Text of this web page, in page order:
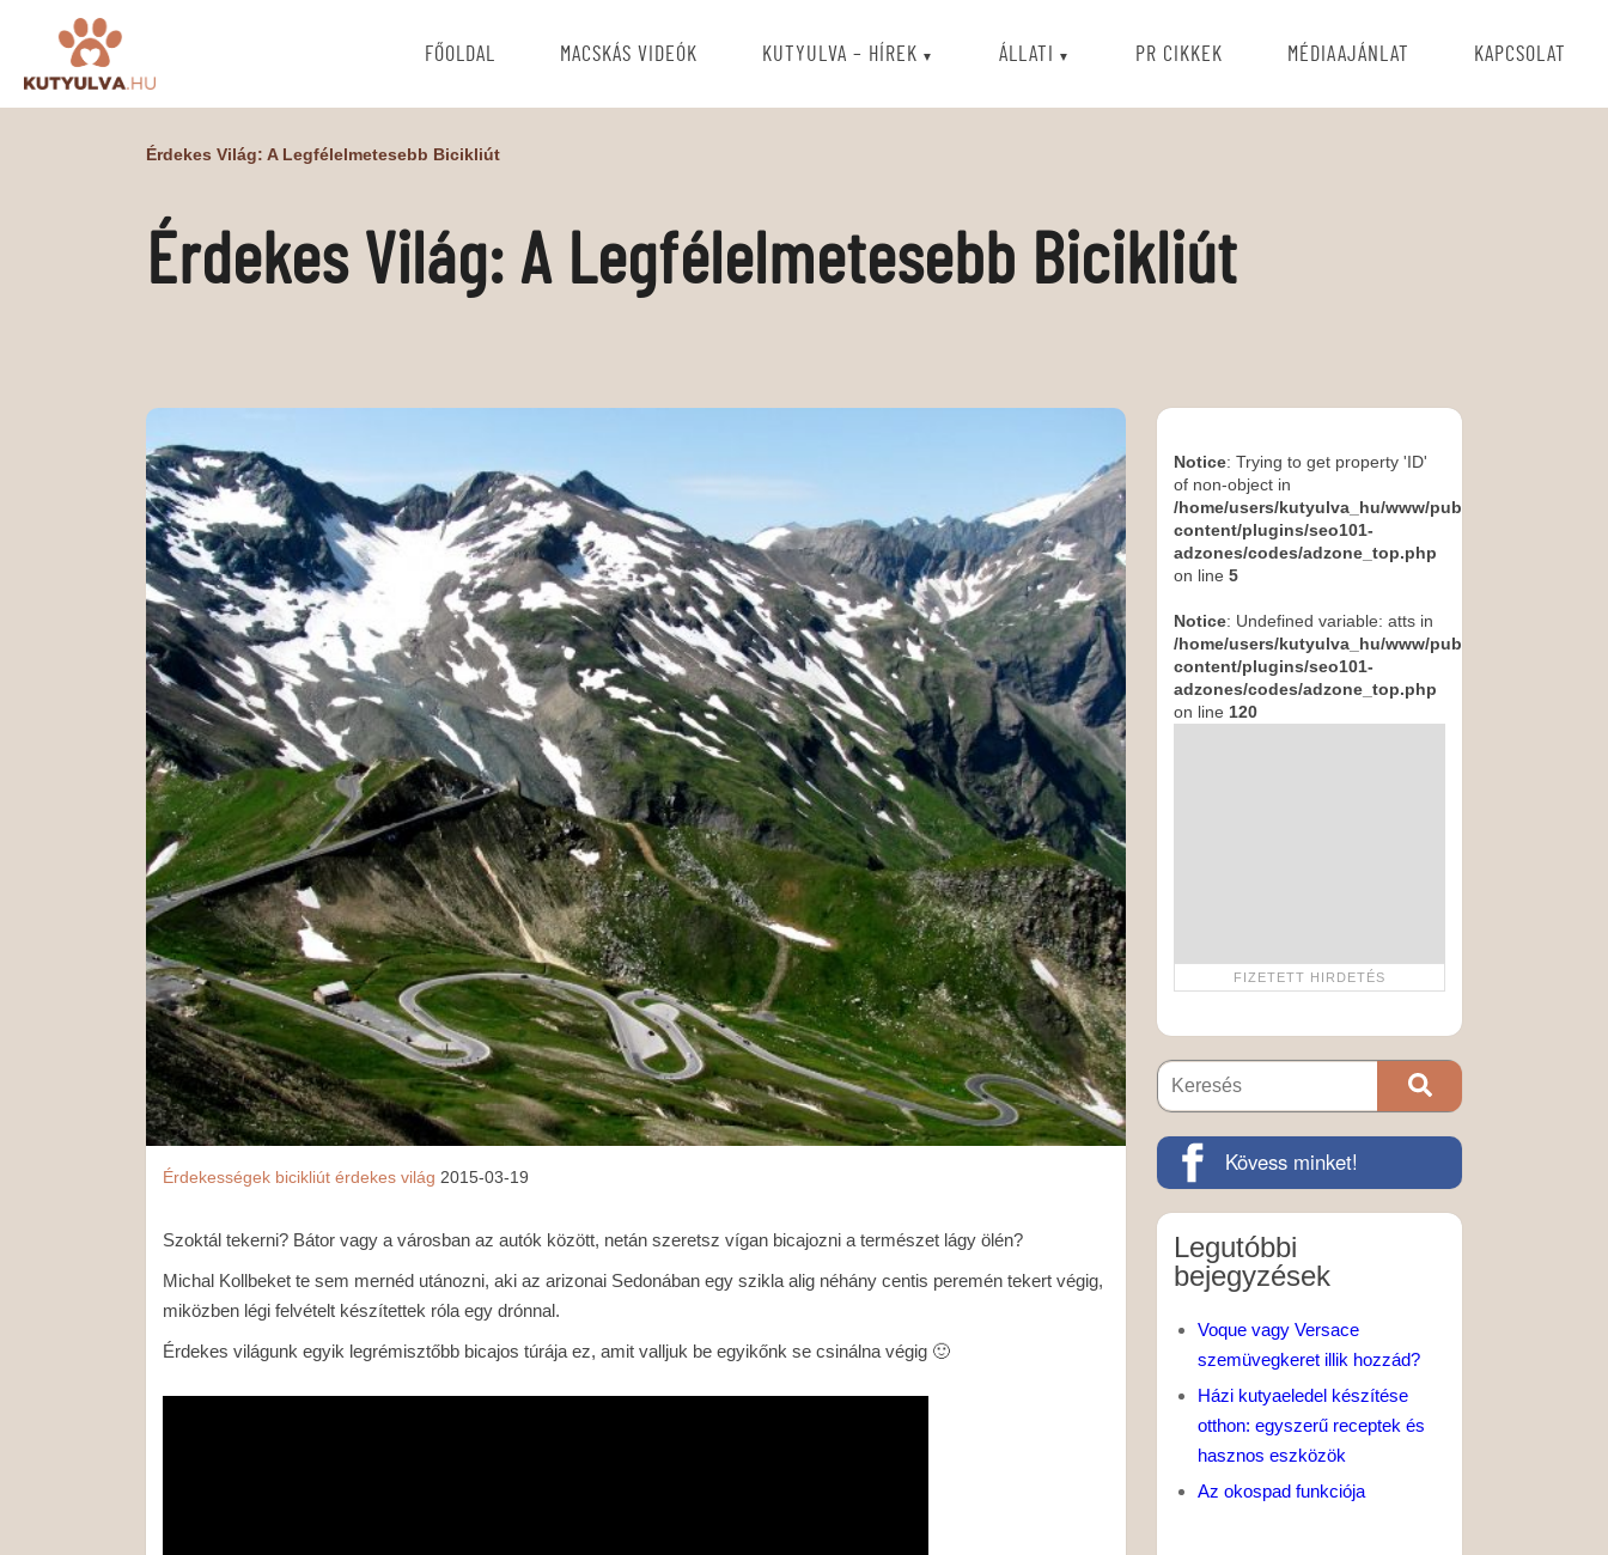
FŐOLDAL MACSKÁS VIDEÓK KUTYULVA – HÍREK ÁLLATI PR CIKKEK MÉDIAAJÁNLAT KAPCSOLAT
Érdekes Világ: A Legfélelmetesebb Bicikliút
Érdekes Világ: A Legfélelmetesebb Bicikliút
Érdekességek bicikliút érdekes világ 2015-03-19
Szoktál tekerni? Bátor vagy a városban az autók között, netán szeretsz vígan bicajozni a természet lágy ölén?
Michal Kollbeket te sem mernéd utánozni, aki az arizonai Sedonában egy szikla alig néhány centis peremén tekert végig,
miközben légi felvételt készítettek róla egy drónnal.
Érdekes világunk egyik legrémisztőbb bicajos túrája ez, amit valljuk be egyikőnk se csinálna végig 🙂
Notice: Trying to get property 'ID'
of non-object in
/home/users/kutyulva_hu/www/public_html/wp-
content/plugins/seo101-
adzones/codes/adzone_top.php
on line 5
Notice: Undefined variable: atts in
/home/users/kutyulva_hu/www/public_html/wp-
content/plugins/seo101-
adzones/codes/adzone_top.php
on line 120
Kövess minket!
Legutóbbi
bejegyzések
Voque vagy Versace
szemüvegkeret illik hozzád?
Házi kutyaeledel készítése
otthon: egyszerű receptek és
hasznos eszközök
Az okospad funkciója